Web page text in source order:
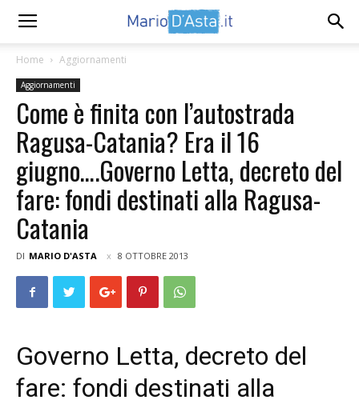
Home Aggiornamenti
Aggiornamenti
Come è finita con l’autostrada
Ragusa-Catania? Era il 16
giugno….Governo Letta, decreto del
fare: fondi destinati alla Ragusa-
Catania
DI MARIO D'ASTA 8 OTTOBRE 2013
Governo Letta, decreto del
fare: fondi destinati alla